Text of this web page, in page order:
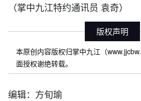
（掌中九江特约通讯员 袁奇）
版权声明
本原创内容版权归掌中九江（
面授权谢绝转载。
编辑：方旬瑜